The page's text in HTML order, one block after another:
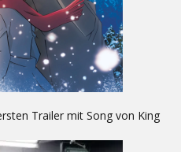
Trailer mit Song von King